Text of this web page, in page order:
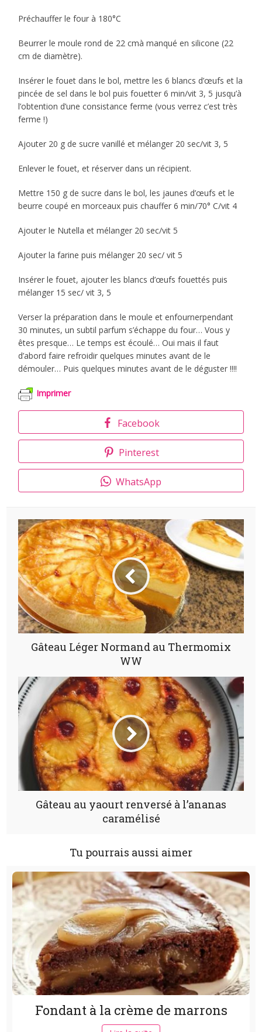
Préchauffer le four à 180°C
Beurrer le moule rond de 22 cmà manqué en silicone (22
cm de diamètre).
Insérer le fouet dans le bol, mettre les 6 blancs d’œufs et la
pincée de sel dans le bol puis fouetter 6 min/vit 3, 5 jusqu’à
l’obtention d’une consistance ferme (vous verrez c’est très
ferme !)
Ajouter 20 g de sucre vanillé et mélanger 20 sec/vit 3, 5
Enlever le fouet, et réserver dans un récipient.
Mettre 150 g de sucre dans le bol, les jaunes d’œufs et le
beurre coupé en morceaux puis chauffer 6 min/70° C/vit 4
Ajouter le Nutella et mélanger 20 sec/vit 5
Ajouter la farine puis mélanger 20 sec/ vit 5
Insérer le fouet, ajouter les blancs d’œufs fouettés puis
mélanger 15 sec/ vit 3, 5
Verser la préparation dans le moule et enfournerpendant
30 minutes, un subtil parfum s’échappe du four… Vous y
êtes presque… Le temps est écoulé… Oui mais il faut
d’abord faire refroidir quelques minutes avant de le
démouler… Puis quelques minutes avant de le déguster !!!!
Imprimer
Facebook
Pinterest
WhatsApp
Gâteau Léger Normand au Thermomix
WW
Gâteau au yaourt renversé à l’ananas
caramélisé
Tu pourrais aussi aimer
Fondant à la crème de marrons